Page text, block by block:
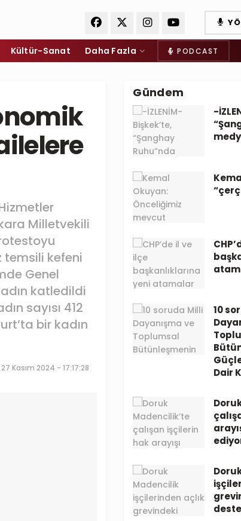
Kültür-Sanat Daha Fazla PODCAST
Milletvekili
temsili kefeni
Genel
katledildi
sayısı 412
bir kadın
Kasım 2024 - 17:17:28
Gündem
-
10
Dair